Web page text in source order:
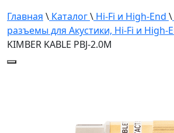
Главная \ Каталог\ Hi-Fi и High-End \
разъемы для Акустики, Hi-Fi и High-
KIMBER KABLE PBJ-2.0M